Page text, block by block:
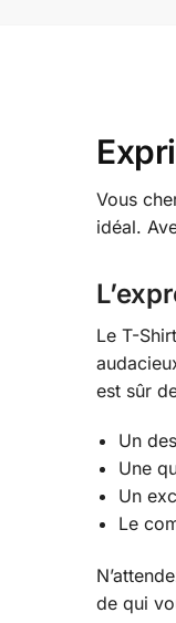
Vous
idéal.
Le T-
est sûr
Un
Une
Un
Le
de qui